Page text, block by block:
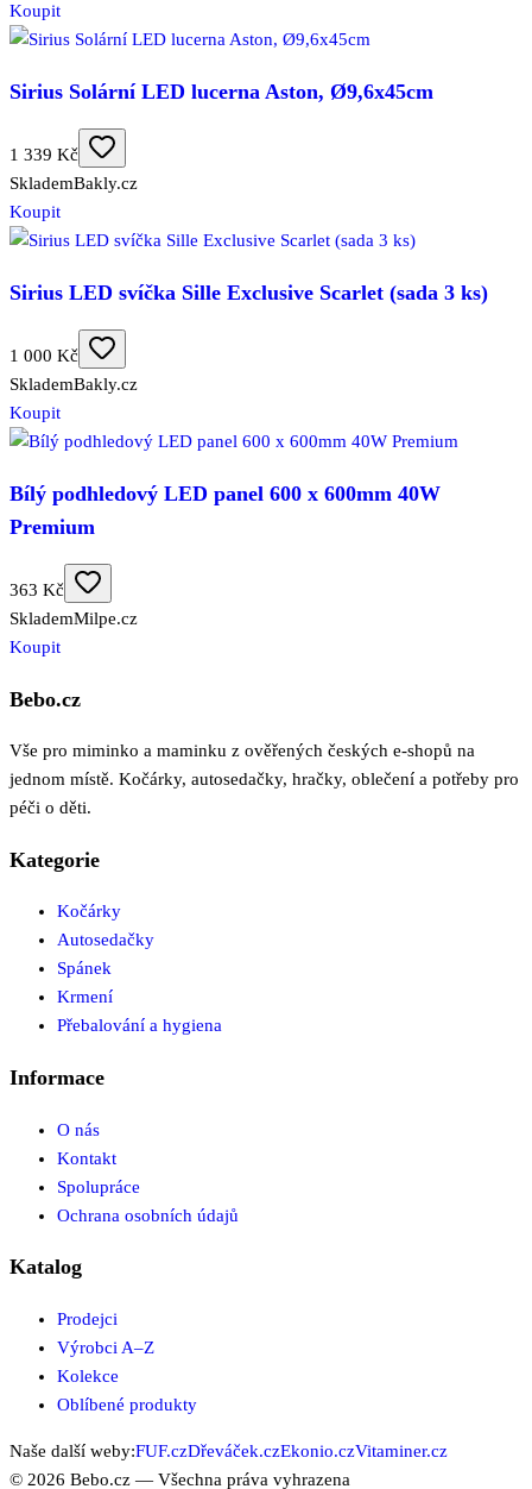
Koupit
Sirius Solární LED lucerna Aston, Ø9,6x45cm
1 339 Kč
SklademBakly.cz
Koupit
Sirius LED svíčka Sille Exclusive Scarlet (sada 3 ks)
1 000 Kč
SklademBakly.cz
Koupit
Bílý podhledový LED panel 600 x 600mm 40W
Premium
363 Kč
SklademMilpe.cz
Koupit
Bebo.cz
Vše pro miminko a maminku z ověřených českých e-shopů na
jednom místě. Kočárky, autosedačky, hračky, oblečení a potřeby pro
péči o děti.
Kategorie
Kočárky
Autosedačky
Spánek
Krmení
Přebalování a hygiena
Informace
O nás
Kontakt
Spolupráce
Ochrana osobních údajů
Katalog
Prodejci
Výrobci A–Z
Kolekce
Oblíbené produkty
Naše další weby:FUF.czDřeváček.czEkonio.czVitaminer.cz
© 2026 Bebo.cz — Všechna práva vyhrazena